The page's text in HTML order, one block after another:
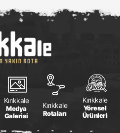
Kırıkkale
Medya
Galerisi
Kırıkkale
Rotaları
Kırıkkale
Yöresel
Ürünleri